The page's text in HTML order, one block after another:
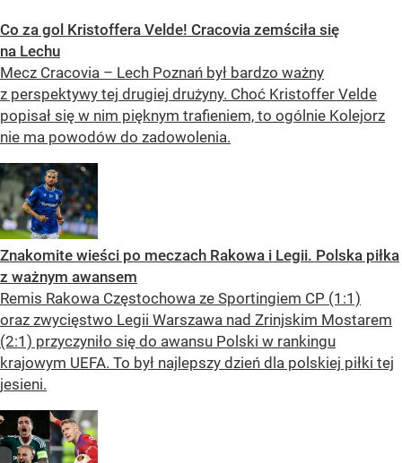
Co za gol Kristoffera Velde! Cracovia zemściła się
na Lechu
Mecz Cracovia – Lech Poznań był bardzo ważny
z perspektywy tej drugiej drużyny. Choć Kristoffer Velde
popisał się w nim pięknym trafieniem, to ogólnie Kolejorz
nie ma powodów do zadowolenia.
Znakomite wieści po meczach Rakowa i Legii. Polska piłka
z ważnym awansem
Remis Rakowa Częstochowa ze Sportingiem CP (1:1)
oraz zwycięstwo Legii Warszawa nad Zrinjskim Mostarem
(2:1) przyczyniło się do awansu Polski w rankingu
krajowym UEFA. To był najlepszy dzień dla polskiej piłki tej
jesieni.